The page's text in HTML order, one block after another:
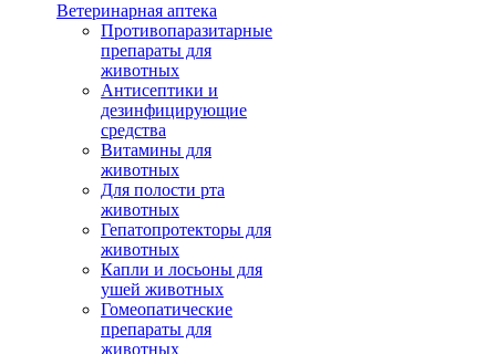
Ветеринарная аптека
Противопаразитарные
препараты для
животных
Антисептики и
дезинфицирующие
средства
Витамины для
животных
Для полости рта
животных
Гепатопротекторы для
животных
Капли и лосьоны для
ушей животных
Гомеопатические
препараты для
животных